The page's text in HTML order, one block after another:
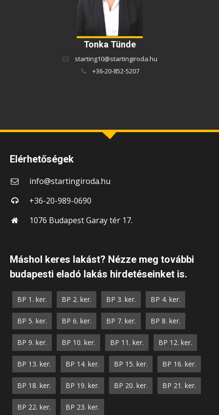
Tonka Tünde
starting10@startingiroda.hu
+36-20-852-5207
Elérhetőségek
info@startingiroda.hu
+36-20-989-0690
1076 Budapest Garay tér 17.
Máshol keres lakást? Nézze meg további
budapesti eladó lakás hirdetéseinket is.
BP 1. ker. BP 2. ker. BP 3. ker. BP 4. ker.
BP 5. ker. BP 6. ker. BP 7. ker. BP 8. ker.
BP 9. ker. BP 10. ker. BP 11. ker. BP 12. ker.
BP 13. ker. BP 14. ker. BP 15. ker. BP 16. ker.
BP 18. ker. BP 19. ker. BP 20. ker. BP 21. ker.
BP 22. ker. BP 23. ker.